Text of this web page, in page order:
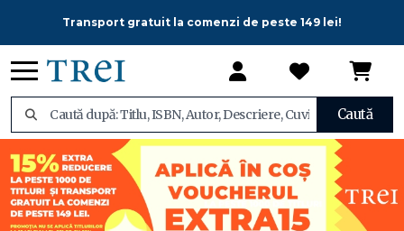
Transport gratuit la comenzi de peste 149 lei!
Caută